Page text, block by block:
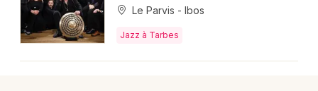
Le Parvis - Ibos
Jazz à Tarbes